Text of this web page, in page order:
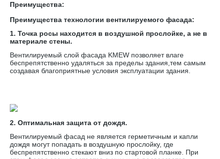
Преимущества:
Преимущества технологии вентилируемого фасада:
1. Точка росы находится в воздушной прослойке, а не в
материале стены.
Вентилируемый слой фасада KMEW позволяет влаге
беспрепятственно удаляться за пределы здания,тем самым
создавая благоприятные условия эксплуатации здания.
2. Оптимальная защита от дождя.
Вентилируемый фасад не является герметичным и капли
дождя могут попадать в воздушную прослойку, где
беспрепятственно стекают вниз по стартовой планке. При